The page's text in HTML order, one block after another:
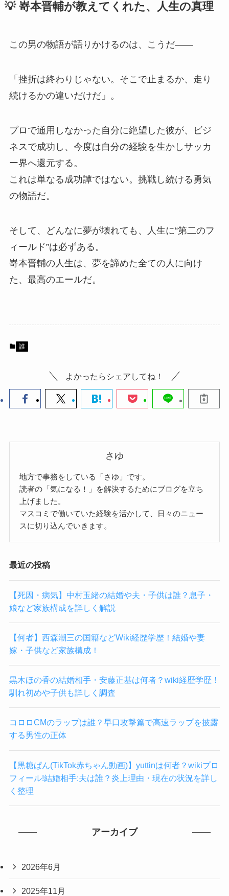
💡 嵜本晋輔が教えてくれた、人生の真理
この男の物語が語りかけるのは、こうだ――
「挫折は終わりじゃない。そこで止まるか、走り
続けるかの違いだけだ」。
プロで通用しなかった自分に絶望した彼が、ビジ
ネスで成功し、今度は自分の経験を生かしサッカ
ー界へ還元する。
これは単なる成功譚ではない。挑戦し続ける勇気
の物語だ。
そして、どんなに夢が壊れても、人生に“第二のフ
ィールド”は必ずある。
嵜本晋輔の人生は、夢を諦めた全ての人に向け
た、最高のエールだ。
誰
よかったらシェアしてね！
さゆ
地方で事務をしている「さゆ」です。
読者の「気になる！」を解決するためにブログを立ち
上げました。
マスコミで働いていた経験を活かして、日々のニュー
スに切り込んでいきます。
最近の投稿
【死因・病気】中村玉緒の結婚や夫・子供は誰？息子・
娘など家族構成を詳しく解説
【何者】西森潮三の国籍などWiki経歴学歴！結婚や妻
嫁・子供など家族構成！
黒木ほの香の結婚相手・安藤正基は何者？wiki経歴学歴！
馴れ初めや子供も詳しく調査
コロロCMのラップは誰？早口攻撃篇で高速ラップを披露
する男性の正体
【黒糖ぱん(TikTok赤ちゃん動画)】yuttinは何者？wikiプロ
フィール!結婚相手:夫は誰？炎上理由・現在の状況を詳し
く整理
アーカイブ
2026年6月
2025年11月